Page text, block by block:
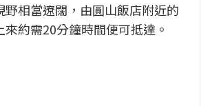
野相當遼闊，由圓山飯店附近的
約需20分鐘時間便可抵達。